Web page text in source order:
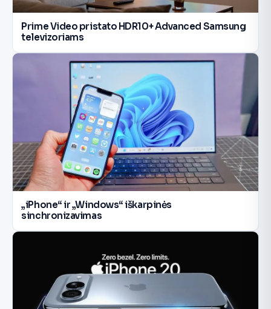
Prime Video pristato HDR10+ Advanced Samsung
televizoriams
„iPhone“ ir „Windows“ iškarpinės
sinchronizavimas